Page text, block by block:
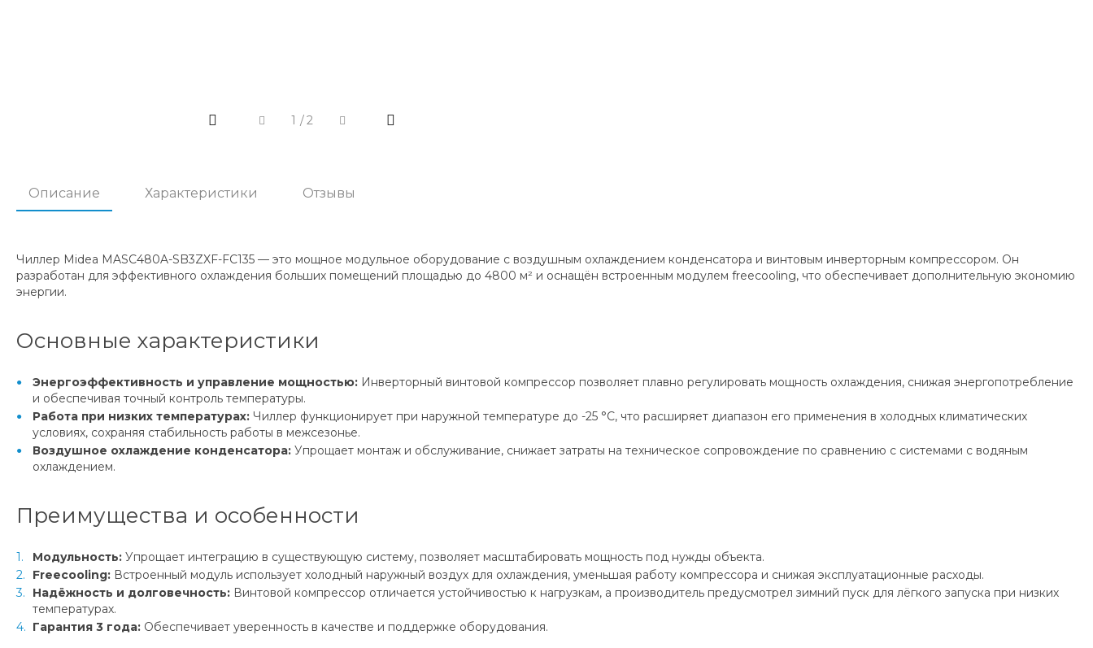
1 /2
Описание Характеристики Отзывы
Чиллер Midea MASC480A-SB3ZXF-FC135 — это мощное модульное оборудование с воздушным охлаждением конденсатора и винтовым инверторным компрессором. Он
разработан для эффективного охлаждения больших помещений площадью до 4800 м² и оснащён встроенным модулем freecooling, что обеспечивает дополнительную экономию
энергии.
Основные характеристики
Энергоэффективность и управление мощностью: Инверторный винтовой компрессор позволяет плавно регулировать мощность охлаждения, снижая энергопотребление
и обеспечивая точный контроль температуры.
Работа при низких температурах: Чиллер функционирует при наружной температуре до -25 °C, что расширяет диапазон его применения в холодных климатических
условиях, сохраняя стабильность работы в межсезонье.
Воздушное охлаждение конденсатора: Упрощает монтаж и обслуживание, снижает затраты на техническое сопровождение по сравнению с системами с водяным
охлаждением.
Преимущества и особенности
Модульность: Упрощает интеграцию в существующую систему, позволяет масштабировать мощность под нужды объекта.
Freecooling: Встроенный модуль использует холодный наружный воздух для охлаждения, уменьшая работу компрессора и снижая эксплуатационные расходы.
Надёжность и долговечность: Винтовой компрессор отличается устойчивостью к нагрузкам, а производитель предусмотрел зимний пуск для лёгкого запуска при низких
температурах.
Гарантия 3 года: Обеспечивает уверенность в качестве и поддержке оборудования.